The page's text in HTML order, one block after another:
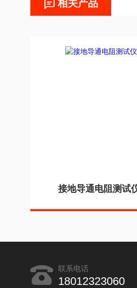
相关产品
接地导通电阻测试
联系电话
18012323060